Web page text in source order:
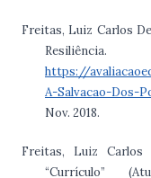
Freitas, Luiz Carlos
https://
A-Salvacao-Dos-
Nov. 2018.
Freitas, Luiz
“Currículo”